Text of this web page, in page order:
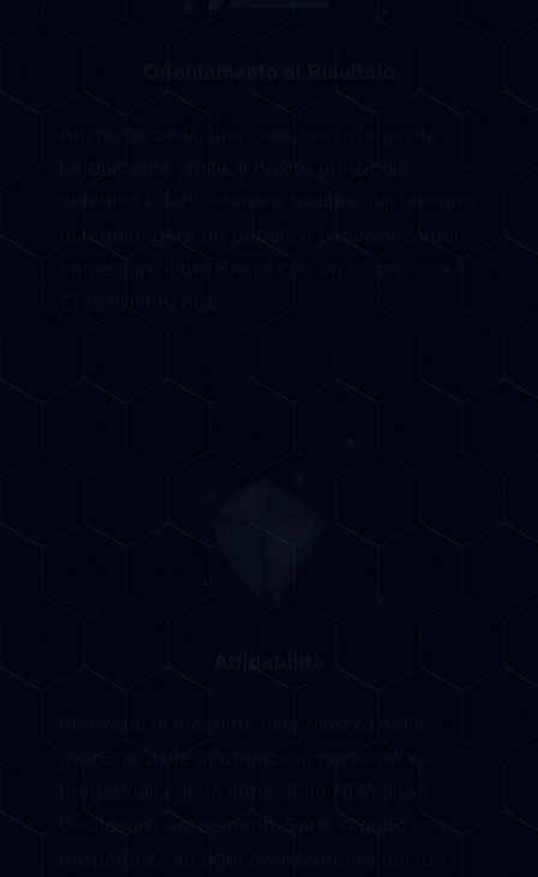
Anche se bella, una casa senza le giuste
rinfrescare il tuo Brand con un nuovo look?
Disclosure Agreement). Sarai seguito con
trasparenza su ogni avanzamento del tuo